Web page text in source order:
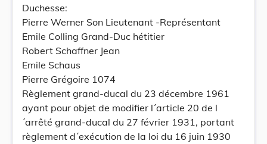
Duchesse:
Pierre Werner Son Lieutenant -Représentant
Emile Colling Grand-Duc hétitier
Robert Schaffner Jean
Emile Schaus
Pierre Grégoire 1074
Règlement grand-ducal du 23 décembre 1961
ayant pour objet de modifier l´article 20 de l
´arrêté grand-ducal du 27 février 1931, portant
règlement d´exécution de la loi du 16 juin 1930